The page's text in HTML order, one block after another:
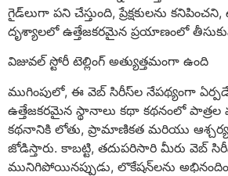
గైడ్‌లుగా పని చేస్తుంది, ప్రేక్షకులను
దృశ్యాలలో ఉత్తేజకరమైన ప్రయాణంలో
విజువల్ స్టోరీ టెల్లింగ్ అత్యుత్తమంగా ఉంది
ముగింపులో, ఈ వెబ్ సిరీస్‌ల నేపథ్యంగా
ఉత్తేజకరమైన స్థానాలు కథా కథనంలో
కథనానికి లోతు, ప్రామాణికత మరియు
జోడిస్తారు. కాబట్టి, తదుపరిసారి మీరు వెబ్
మునిగిపోయినప్పుడు, లొకేషన్‌లను